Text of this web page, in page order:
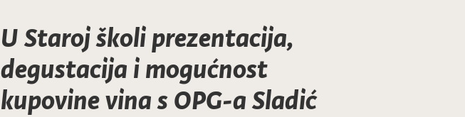
U Staroj školi prezentacija,
degustacija i mogućnost
kupovine vina s OPG-a Sladić